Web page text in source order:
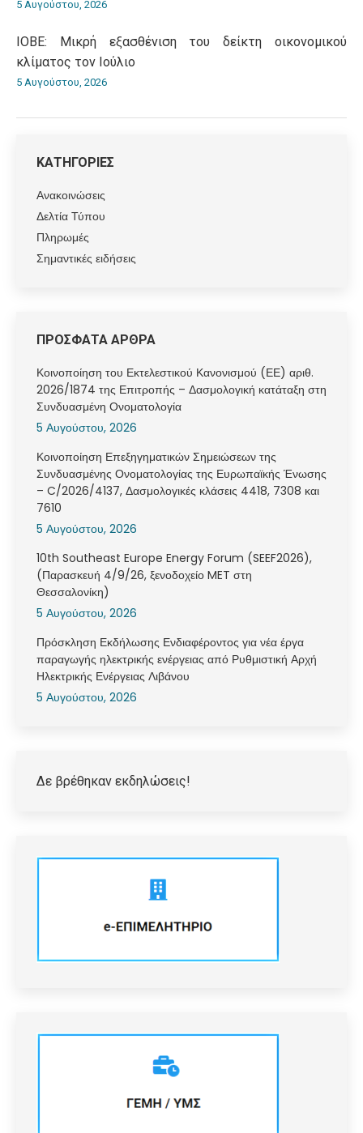
5 Αυγούστου, 2026
ΙΟΒΕ: Μικρή εξασθένιση του δείκτη οικονομικού
κλίματος τον Ιούλιο
5 Αυγούστου, 2026
ΚΑΤΗΓΟΡΙΕΣ
Ανακοινώσεις
Δελτία Τύπου
Πληρωμές
Σημαντικές ειδήσεις
ΠΡΟΣΦΑΤΑ ΑΡΘΡΑ
Κοινοποίηση του Εκτελεστικού Κανονισμού (ΕΕ) αριθ.
2026/1874 της Επιτροπής – Δασμολογική κατάταξη στη
Συνδυασμένη Ονοματολογία
5 Αυγούστου, 2026
Κοινοποίηση Επεξηγηματικών Σημειώσεων της
Συνδυασμένης Ονοματολογίας της Ευρωπαϊκής Ένωσης
– C/2026/4137, Δασμολογικές κλάσεις 4418, 7308 και
7610
5 Αυγούστου, 2026
10th Southeast Europe Energy Forum (SEEF2026),
(Παρασκευή 4/9/26, ξενοδοχείο MET στη
Θεσσαλονίκη)
5 Αυγούστου, 2026
Πρόσκληση Εκδήλωσης Ενδιαφέροντος για νέα έργα
παραγωγής ηλεκτρικής ενέργειας από Ρυθμιστική Αρχή
Ηλεκτρικής Ενέργειας Λιβάνου
5 Αυγούστου, 2026
Δε βρέθηκαν εκδηλώσεις!